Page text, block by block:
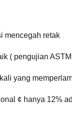
mencegah retak
( pengujian
yang
¢ hanya 12%